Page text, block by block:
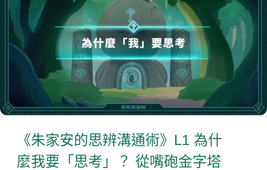
《朱家安的思辨溝通術》L1 為什
麼我要「思考」？ 從嘴砲金字塔